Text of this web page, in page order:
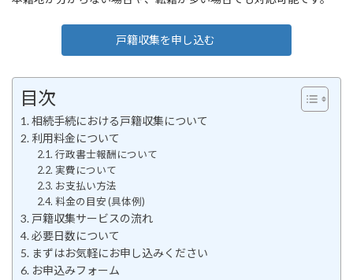
戸籍収集を申し込む
目次
相続手続における戸籍収集について
利用料金について
行政書士報酬について
実費について
お支払い方法
料金の目安 (具体例)
戸籍収集サービスの流れ
必要日数について
まずはお気軽にお申し込みください
お申込みフォーム